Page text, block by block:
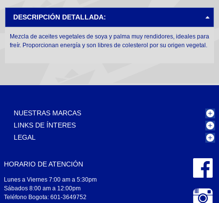
DESCRIPCIÓN DETALLADA:
Mezcla de aceites vegetales de soya y palma muy rendidores, ideales para
freír. Proporcionan energía y son libres de colesterol por su origen vegetal.
NUESTRAS MARCAS
LINKS DE ÍNTERES
LEGAL
HORARIO DE ATENCIÓN
Lunes a Viernes 7:00 am a 5:30pm
Sábados 8:00 am a 12:00pm
Teléfono Bogota: 601-3649752